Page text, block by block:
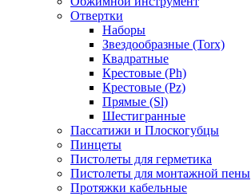
Отвертки
Наборы
Звездообразные (Torx)
Квадратные
Крестовые (Ph)
Крестовые (Pz)
Прямые (Sl)
Шестигранные
Пассатижи и Плоскогубцы
Пинцеты
Пистолеты для герметика
Пистолеты для монтажной пены
Протяжки кабельные